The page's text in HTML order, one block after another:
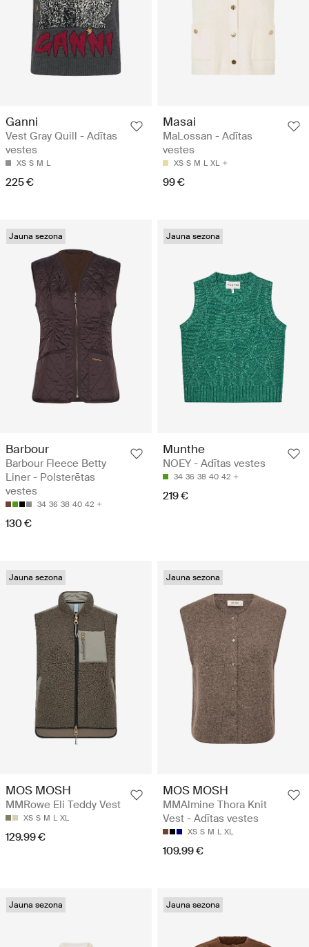
Ganni
Vest Gray Quill - Adītas
vestes
XS S M L
225 €
Masai
MaLossan - Adītas
vestes
XS S M L XL
99 €
Jauna sezona
Barbour
Barbour Fleece Betty
Liner - Polsterētas
vestes
34 36 38 40 42
130 €
Jauna sezona
Munthe
NOEY - Adītas vestes
34 36 38 40 42
219 €
Jauna sezona
MOS MOSH
MMRowe Eli Teddy Vest
XS S M L XL
129.99 €
Jauna sezona
MOS MOSH
MMAlmine Thora Knit
Vest - Adītas vestes
XS S M L XL
109.99 €
Jauna sezona Jauna sezona